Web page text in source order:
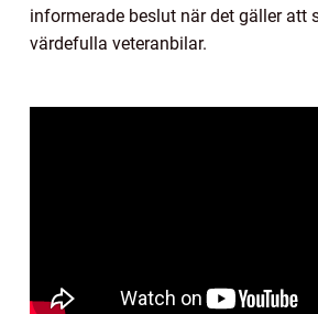
informerade beslut när det gäller att
värdefulla veteranbilar.